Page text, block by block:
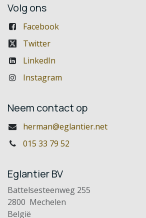
Volg ons
Facebook
Twitter
LinkedIn
Instagram
Neem contact op
herman@eglantier.net
015 33 79 52
Eglantier BV
Battelsesteenweg 255
2800 Mechelen
België